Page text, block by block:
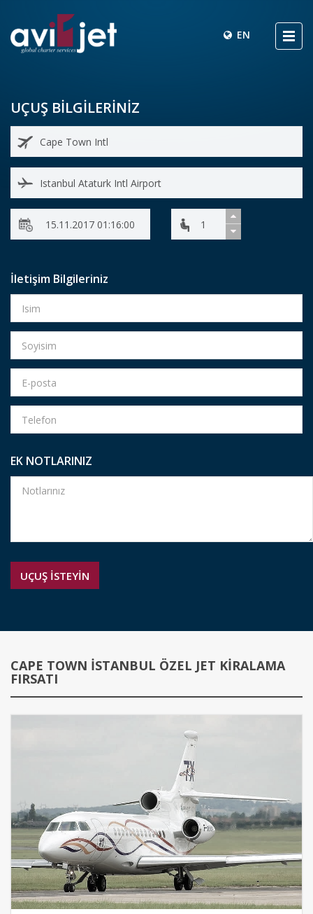
EN
UÇUŞ BİLGİLERİNİZ
İletişim Bilgileriniz
EK NOTLARINIZ
CAPE TOWN İSTANBUL ÖZEL JET KIRALAMA
FIRSATI